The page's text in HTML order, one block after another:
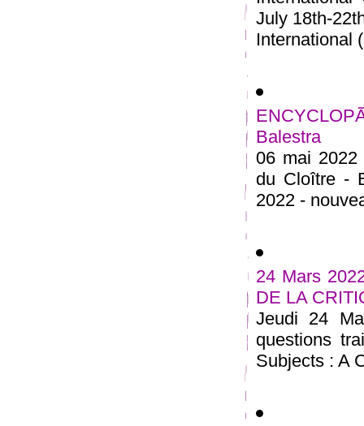
July 18th-
International
Balestra
06 mai 2022
du Cloître -
2022 -
24 Mars
DE LA
Jeudi 24
questions
Subjects : A